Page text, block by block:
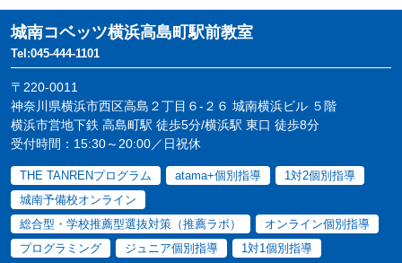
城南コベッツ横浜高島町駅前教室
Tel:045-444-1101
〒220-0011
神奈川県横浜市西区高島２丁目６-２６ 城南横浜ビル ５階
横浜市営地下鉄 高島町駅 徒歩5分/横浜駅 東口 徒歩8分
受付時間：15:30～20:00／日祝休
THE TANRENプログラム atama+個別指導
1対2個別指導
城南予備校オンライン
総合型・学校推薦型選抜対策（推薦ラボ）
オンライン個別指導
プログラミング
ジュニア個別指導
1対1個別指導